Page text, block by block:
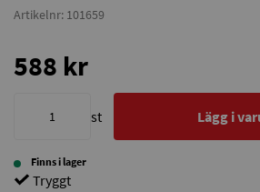
Artikelnr: 101659
588 kr
st Lägg i
Finns i lager
Tryggt